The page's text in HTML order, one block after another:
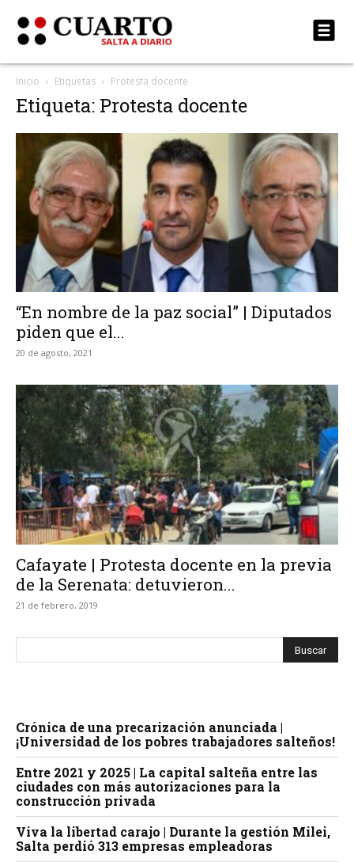
Inicio Etiquetas Protesta docente
Etiqueta: Protesta docente
“En nombre de la paz social” | Diputados
piden que el...
20 de agosto, 2021
Cafayate | Protesta docente en la previa
de la Serenata: detuvieron...
21 de febrero, 2019
Crónica de una precarización anunciada |
¡Universidad de los pobres trabajadores salteños!
Entre 2021 y 2025 | La capital salteña entre las
ciudades con más autorizaciones para la
construcción privada
Viva la libertad carajo | Durante la gestión Milei,
Salta perdió 313 empresas empleadoras